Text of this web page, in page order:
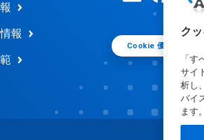
ク
「
サイ
析し
バイ
ます
報
Cookie 優先設定